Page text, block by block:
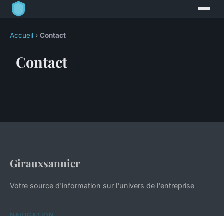
Accueil › Contact
Contact
Girauxsannier
Votre source d'information sur l'univers de l'entreprise